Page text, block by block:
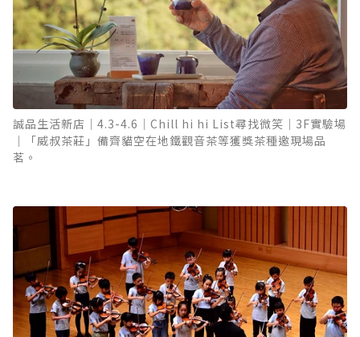
誠品生活新店｜4.3-4.6｜Chill hi hi List尋找微笑｜3F實驗場
｜「威叔茶莊」備齊貓空在地鐵觀音茶等獲獎茶種邀現場品
茗。